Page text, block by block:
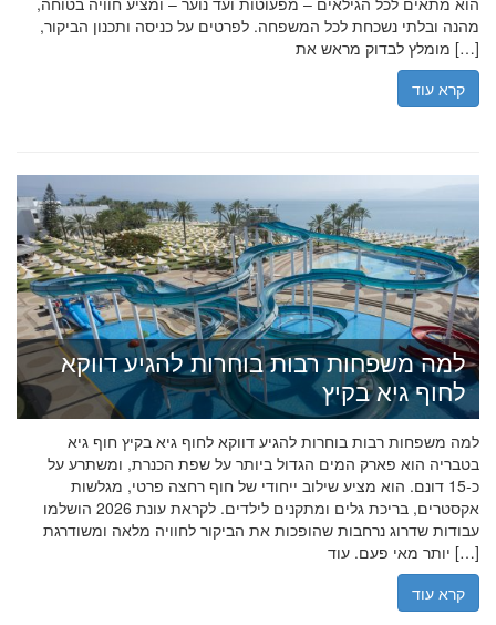
מהנה ובלתי נשכחת לכל המשפחה. לפרטים על כניסה ותכנון הביקור,
מומלץ לבדוק מראש את […]
קרא עוד
למה משפחות רבות בוחרות להגיע דווקא
לחוף גיא בקיץ
למה משפחות רבות בוחרות להגיע דווקא לחוף גיא בקיץ חוף גיא
בטבריה הוא פארק המים הגדול ביותר על שפת הכנרת, ומשתרע על
כ-15 דונם. הוא מציע שילוב ייחודי של חוף רחצה פרטי, מגלשות
אקסטרים, בריכת גלים ומתקנים לילדים. לקראת עונת 2026 הושלמו
עבודות שדרוג נרחבות שהופכות את הביקור לחוויה מלאה ומשודרגת
יותר מאי פעם. עוד […]
קרא עוד